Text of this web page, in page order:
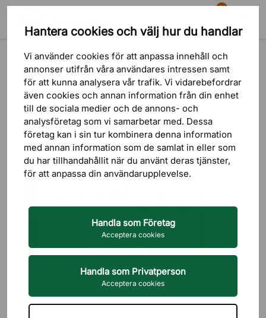
Hantera cookies och välj hur du handlar
Vi använder cookies för att anpassa innehåll och
annonser utifrån våra användares intressen samt
för att kunna analysera vår trafik. Vi vidarebefordrar
även cookies och annan information från din enhet
till de sociala medier och de annons- och
analysföretag som vi samarbetar med. Dessa
företag kan i sin tur kombinera denna information
med annan information som de samlat in eller som
du har tillhandahållit när du använt deras tjänster,
för att anpassa din användarupplevelse.
Handla som Företag
Acceptera cookies
Handla som Privatperson
Acceptera cookies
Sök
81
Varukorg Meny